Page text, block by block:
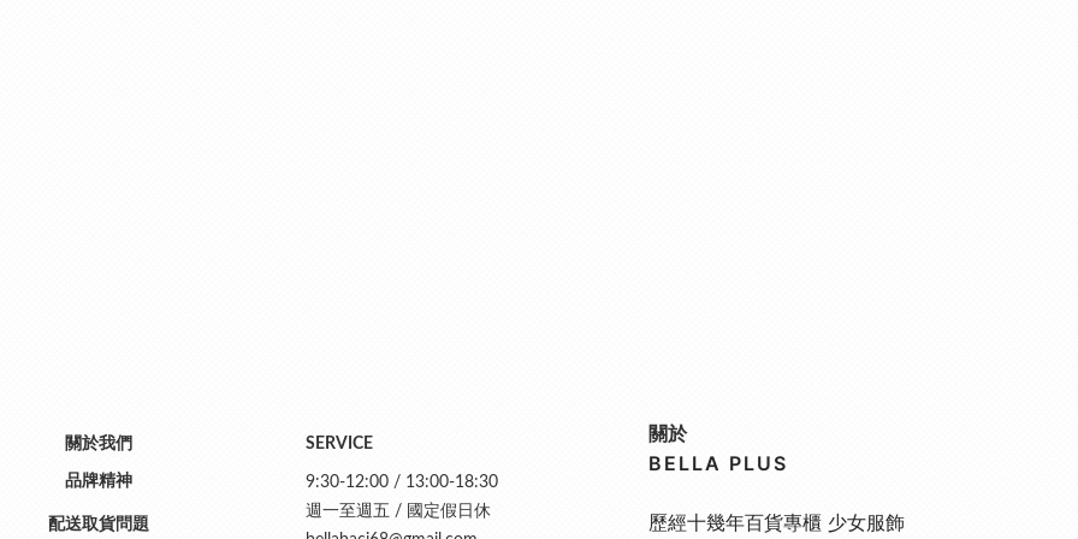
關於我們
品牌精神
配送取貨問題
SERVICE
9:30-12:00 / 13:00-18:30
週一至週五 / 國定假日休
關於
BELLA PLUS
歷經十幾年百貨專櫃 少女服飾